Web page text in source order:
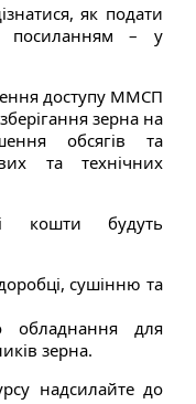
як подати
посиланням – у
доступу ММСП
зерна на
обсягів та
та технічних
кошти будуть
сушінню та
обладнання для
зерна.
надсилайте до